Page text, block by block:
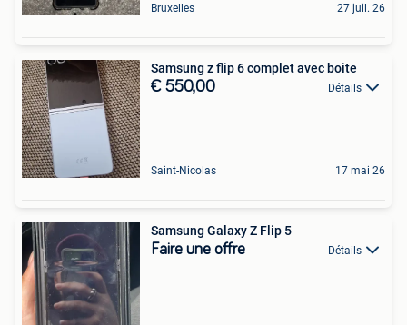
Bruxelles 27 juil. 26
Samsung z flip 6 complet avec boite
€ 550,00 Détails
Saint-Nicolas 17 mai 26
Samsung Galaxy Z Flip 5
Faire une offre Détails